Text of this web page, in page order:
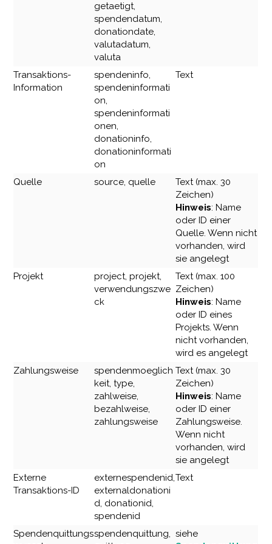
getaetigt,
spendendatum,
donationdate,
valutadatum,
valuta
Transaktions-
Information
spendeninfo,
spendeninformati
on,
spendeninformati
onen,
donationinfo,
donationinformati
on
Text
Quelle source, quelle
Text (max. 30
Zeichen)
Hinweis: Name
oder ID einer
Quelle. Wenn nicht
vorhanden, wird
sie angelegt
Projekt
project, projekt,
verwendungszwe
ck
Text (max. 100
Zeichen)
Hinweis: Name
oder ID eines
Projekts. Wenn
nicht vorhanden,
wird es angelegt
Zahlungsweise
spendenmoeglich
keit, type,
zahlweise,
bezahlweise,
zahlungsweise
Text (max. 30
Zeichen)
Hinweis: Name
oder ID einer
Zahlungsweise.
Wenn nicht
vorhanden, wird
sie angelegt
Externe
Transaktions-ID
externespendenid,
externaldonationi
d, donationid,
spendenid
Text
Spendenquittungsspendenquittung, siehe